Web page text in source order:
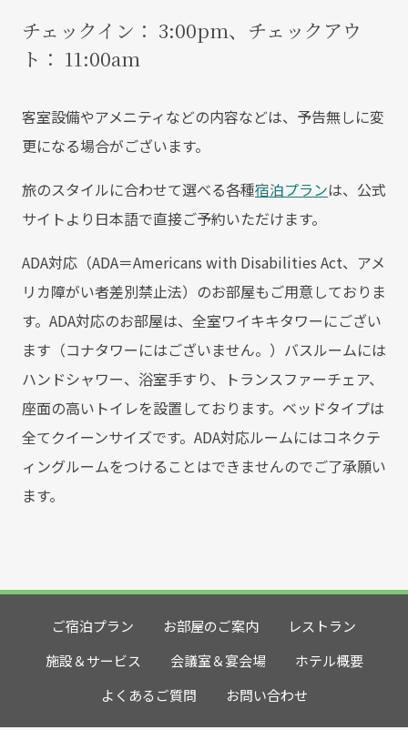
チェックイン： 3:00pm、チェックアウ
ト： 11:00am
客室設備やアメニティなどの内容などは、予告無しに変
更になる場合がございます。
旅のスタイルに合わせて選べる各種宿泊プランは、公式
サイトより日本語で直接ご予約いただけます。
ADA対応（ADA＝Americans with Disabilities Act、アメ
リカ障がい者差別禁止法）のお部屋もご用意しておりま
す。ADA対応のお部屋は、全室ワイキキタワーにござい
ます（コナタワーにはございません。）バスルームには
ハンドシャワー、浴室手すり、トランスファーチェア、
座面の高いトイレを設置しております。ベッドタイプは
全てクイーンサイズです。ADA対応ルームにはコネクテ
ィングルームをつけることはできませんのでご了承願い
ます。
ご宿泊プラン お部屋のご案内
レストラン
施設＆サービス
会議室＆宴会場
ホテル概要
よくあるご質問
お問い合わせ